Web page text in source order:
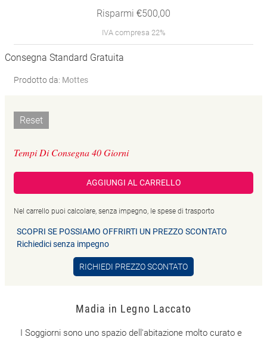
Risparmi €500,00
IVA compresa 22%
Consegna Standard Gratuita
Prodotto da: Mottes
Reset
Tempi Di Consegna 40 Giorni
AGGIUNGI AL CARRELLO
Nel carrello puoi calcolare, senza impegno, le spese di trasporto
SCOPRI SE POSSIAMO OFFRIRTI UN PREZZO SCONTATO
Richiedici senza impegno
RICHIEDI PREZZO SCONTATO
Madia in Legno Laccato
I Soggiorni sono uno spazio dell'abitazione molto curato e